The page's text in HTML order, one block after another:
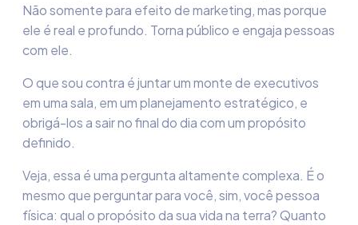
Não somente para efeito de marketing, mas porque
ele é real e profundo. Torna público e engaja pessoas
com ele.
O que sou contra é juntar um monte de executivos
em uma sala, em um planejamento estratégico, e
obrigá-los a sair no final do dia com um propósito
definido.
Veja, essa é uma pergunta altamente complexa. É o
mesmo que perguntar para você, sim, você pessoa
física: qual o propósito da sua vida na terra? Quanto